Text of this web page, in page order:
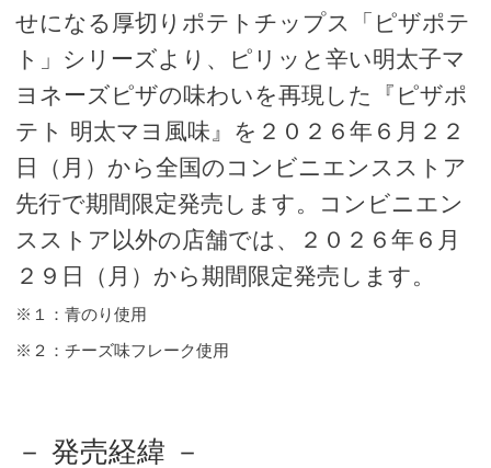
せになる厚切りポテトチップス「ピザポテ
ト」シリーズより、ピリッと辛い明太子マ
ヨネーズピザの味わいを再現した『ピザポ
テト 明太マヨ風味』を２０２６年６月２２
日（月）から全国のコンビニエンスストア
先行で期間限定発売します。コンビニエン
スストア以外の店舗では、２０２６年６月
２９日（月）から期間限定発売します。
※１：青のり使用
※２：チーズ味フレーク使用
－ 発売経緯 －